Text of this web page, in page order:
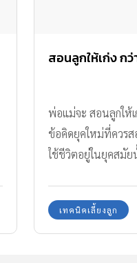
สอนลูกให้เก่ง ก
พ่อแม่จะ สอนลูกให้เ
ข้อคิดยุคใหม่ที่ควร
ใช้ชีวิตอยู่ในยุคสมั
เทคนิคเลี้ยงลูก